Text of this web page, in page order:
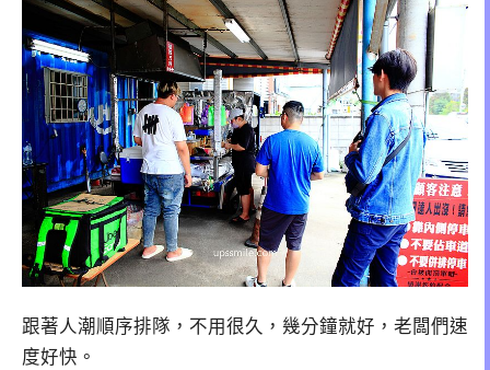
跟著人潮順序排隊，不用很久，幾分鐘就好，老闆們速
度好快。